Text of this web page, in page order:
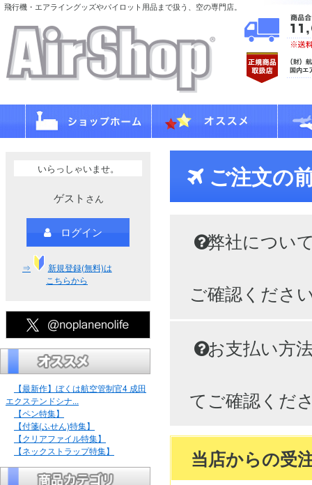
飛行機・エアライングッズやパイロット用品まで扱う、空の専門店。
いらっしゃいませ。
ゲスト さん
ログイン
⇒
新規登録(無料)は
こちらから
【最新作】ぼくは航空管制官4 成田
エクステンドシナ...
【ペン特集】
【付箋(ふせん)特集】
【クリアファイル特集】
【ネックストラップ特集】
ご注文の
弊社につい
ご確認くださ
お支払い方
てご確認くだ
当店からの受